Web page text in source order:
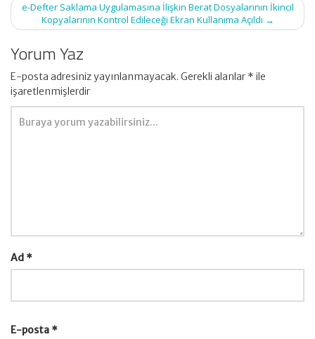
e-Defter Saklama Uygulamasına İlişkin Berat Dosyalarının İkincil
Kopyalarının Kontrol Edileceği Ekran Kullanıma Açıldı →
Yorum Yaz
E-posta adresiniz yayınlanmayacak. Gerekli alanlar * ile
işaretlenmişlerdir
Ad *
E-posta *